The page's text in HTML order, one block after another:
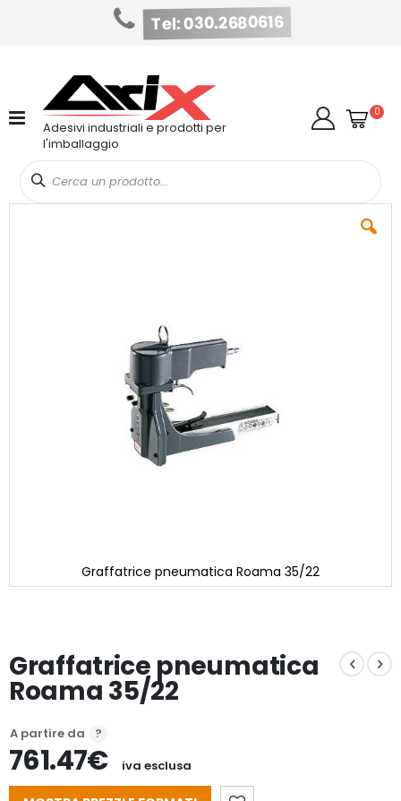
Tel: 030.2680616
contenuto
Adesivi industriali e prodotti per
l'imballaggio
Cerca Cart
0
Vai
Graffatrice pneumatica Roama 35/22
di
immagini
Graffatrice pneumatica
Roama 35/22
A partire da
761.47€ iva esclusa